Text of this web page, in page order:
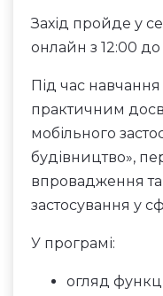
Захід пройде у
онлайн з 12:00 до
Під час
практичним
мобільного
будівництво»,
впровадження
застосування у
У програмі:
огляд